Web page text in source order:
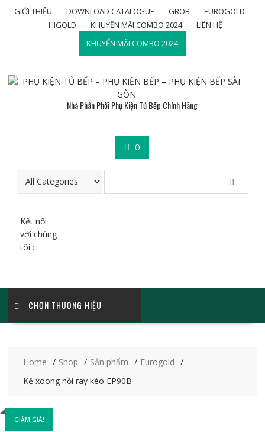
GIỚI THIỆU DOWNLOAD CATALOGUE GROB
EUROGOLD
HIGOLD
KHUYẾN MÃI COMBO 2024
LIÊN HỆ
KHUYẾN MÃI COMBO 2024
Nhà Phân Phối Phụ Kiện Tủ Bếp Chính Hãng
0
Kết nối
với chúng
tôi :
CHỌN THƯƠNG HIỆU
Home Shop Sản phẩm
Eurogold
Kệ xoong nồi ray kéo EP90B
GIẢM GIÁ!